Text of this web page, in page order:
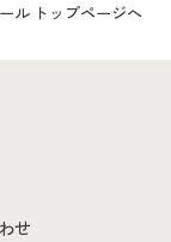
ル トップページへ
せ